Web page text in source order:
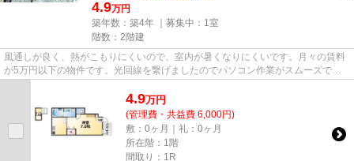
4.9万円
築年数：築4年 ｜募集中： 1室
階数：2階建
風通しが良く、熱がこもりにくいので、室内が暑くなりにくいです。月々の賃料
が5万円以下の物件です。光回線を繋げましたのでパソコン作業がスムーズで
4.9万円
(管理費・共益費 6,000円)
敷：0ヶ月｜礼：0ヶ月
所在階：1階
間取り：1R